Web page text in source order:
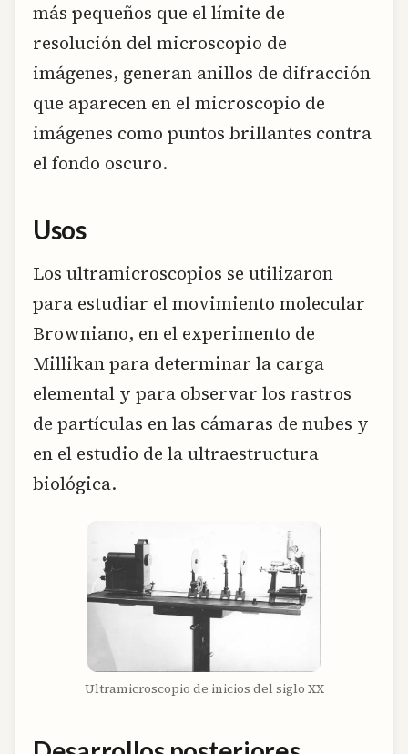
más pequeños que el límite de
resolución del microscopio de
imágenes, generan anillos de difracción
que aparecen en el microscopio de
imágenes como puntos brillantes contra
el fondo oscuro.
Usos
Los ultramicroscopios se utilizaron
para estudiar el movimiento molecular
Browniano, en el experimento de
Millikan para determinar la carga
elemental y para observar los rastros
de partículas en las cámaras de nubes y
en el estudio de la ultraestructura
biológica.
Ultramicroscopio de inicios del siglo XX